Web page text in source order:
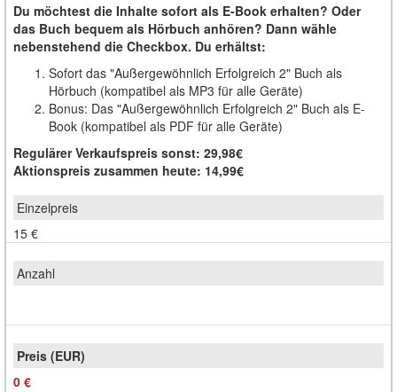
Du möchtest die Inhalte sofort als E-Book erhalten? Oder
das Buch bequem als Hörbuch anhören? Dann wähle
nebenstehend die Checkbox. Du erhältst:
Sofort das "Außergewöhnlich Erfolgreich 2" Buch als
Hörbuch (kompatibel als MP3 für alle Geräte)
Bonus: Das "Außergewöhnlich Erfolgreich 2" Buch als E-
Book (kompatibel als PDF für alle Geräte)
Regulärer Verkaufspreis sonst: 29,98€
Aktionspreis zusammen heute: 14,99€
15 €
0 €